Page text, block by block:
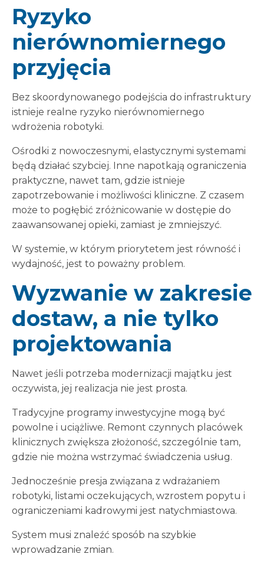
Ryzyko
nierównomiernego
przyjęcia
Bez skoordynowanego podejścia do infrastruktury
istnieje realne ryzyko nierównomiernego
wdrożenia robotyki.
Ośrodki z nowoczesnymi, elastycznymi systemami
będą działać szybciej. Inne napotkają ograniczenia
praktyczne, nawet tam, gdzie istnieje
zapotrzebowanie i możliwości kliniczne. Z czasem
może to pogłębić zróżnicowanie w dostępie do
zaawansowanej opieki, zamiast je zmniejszyć.
W systemie, w którym priorytetem jest równość i
wydajność, jest to poważny problem.
Wyzwanie w zakresie
dostaw, a nie tylko
projektowania
Nawet jeśli potrzeba modernizacji majątku jest
oczywista, jej realizacja nie jest prosta.
Tradycyjne programy inwestycyjne mogą być
powolne i uciążliwe. Remont czynnych placówek
klinicznych zwiększa złożoność, szczególnie tam,
gdzie nie można wstrzymać świadczenia usług.
Jednocześnie presja związana z wdrażaniem
robotyki, listami oczekujących, wzrostem popytu i
ograniczeniami kadrowymi jest natychmiastowa.
System musi znaleźć sposób na szybkie
wprowadzanie zmian.